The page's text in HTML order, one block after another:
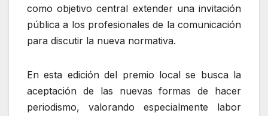
como objetivo central extender una invitación
pública a los profesionales de la comunicación
para discutir la nueva normativa.
En esta edición del premio local se busca la
aceptación de las nuevas formas de hacer
periodismo, valorando especialmente labor